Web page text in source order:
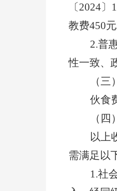
〔2024〕
教费450元
2.普
性一致、
（
伙食
（
以上
需满足以
1.社